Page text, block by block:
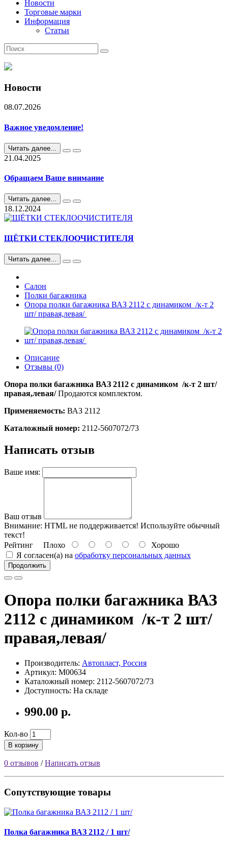
Новости
Торговые марки
Информация
Статьи
Новости
08.07.2026
Важное уведомление!
Читать далее...
21.04.2025
Обращаем Ваше внимание
Читать далее...
18.12.2024
ЩЁТКИ СТЕКЛООЧИСТИТЕЛЯ
Читать далее...
Салон
Полки багажника
Опора полки багажника ВАЗ 2112 с динамиком /к-т 2
шт/ правая,левая/
Описание
Отзывы (0)
Опора полки багажника ВАЗ 2112 с динамиком /к-т 2 шт/
правая,левая/Продаются комплектом.
Применяемость: ВАЗ 2112
Каталожный номер: 2112-5607072/73
Написать отзыв
Ваше имя:
Ваш отзыв
Внимание: HTML не поддерживается! Используйте обычный
текст!
Рейтинг Плохо
Хорошо
Я согласен(а) на обработку персональных данных
Продолжить
Опора полки багажника ВАЗ
2112 с динамиком /к-т 2 шт/
правая,левая/
Производитель: Автопласт, Россия
Артикул: М00634
Каталожный номер: 2112-5607072/73
Доступность: На складе
990.00 р.
Кол-во
В корзину
0 отзывов /Написать отзыв
Сопутствующие товары
Полка багажника ВАЗ 2112 / 1 шт/